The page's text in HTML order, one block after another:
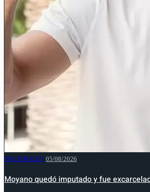
NACIONALES 05/08/2026
Moyano quedó imputado y fue